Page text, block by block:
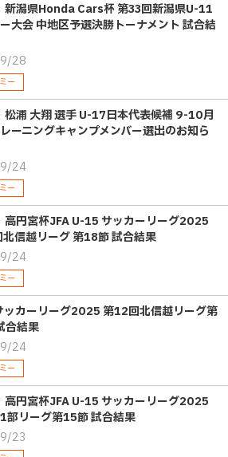
新潟県Honda Cars杯 第33回新潟県U-11
大会 中地区予選決勝トーナメント 試合結
28
ー
松浦 大翔 選手 U-17日本代表候補 9-10月
ーニングキャンプメンバー選出のお知ら
24
ー
高円宮杯JFA U-15 サッカーリーグ2025
信越リーグ 第18節 試合結果
24
ー
ッカーリーグ2025 第12回北信越リーグ第
合結果
24
ー
高円宮杯JFA U-15 サッカーリーグ2025
部リーグ第15節 試合結果
23